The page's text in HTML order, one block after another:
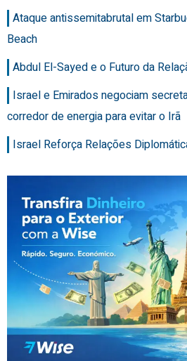
Ataque antissemitabrutal em
Beach
Abdul El-Sayed e o Futuro da
Israel e Emirados negociam
corredor de energia para evitar o Irã
Israel Reforça Relações